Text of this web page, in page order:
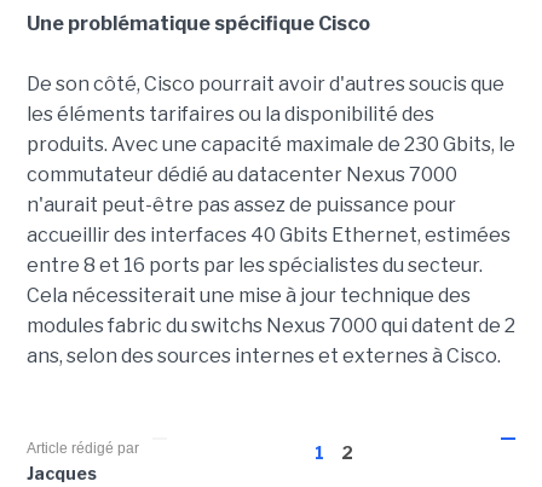
Une problématique spécifique Cisco
De son côté, Cisco pourrait avoir d'autres soucis que
les éléments tarifaires ou la disponibilité des
produits. Avec une capacité maximale de 230 Gbits, le
commutateur dédié au datacenter Nexus 7000
n'aurait peut-être pas assez de puissance pour
accueillir des interfaces 40 Gbits Ethernet, estimées
entre 8 et 16 ports par les spécialistes du secteur.
Cela nécessiterait une mise à jour technique des
modules fabric du switchs Nexus 7000 qui datent de 2
ans, selon des sources internes et externes à Cisco.
1 2
Article rédigé par
Jacques